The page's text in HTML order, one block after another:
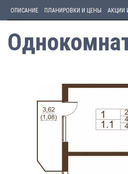
ОПИСАНИЕ ПЛАНИРОВКИ И ЦЕНЫ АКЦИИ